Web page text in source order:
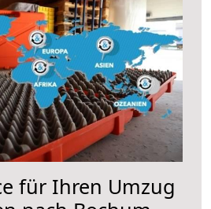
für Ihren Umzug